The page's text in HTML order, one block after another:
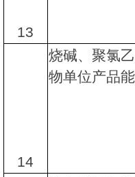
13
14
烧碱、聚氯
物单
源消